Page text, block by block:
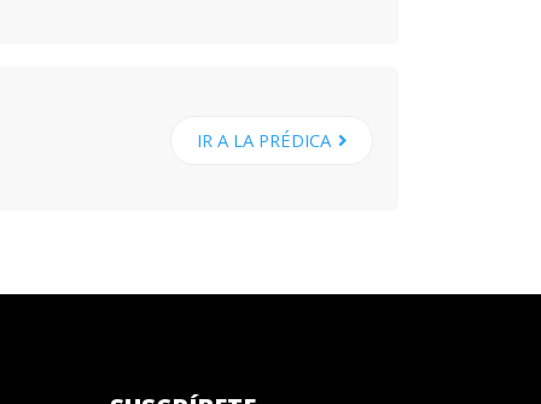
IR A LA PRÉDICA